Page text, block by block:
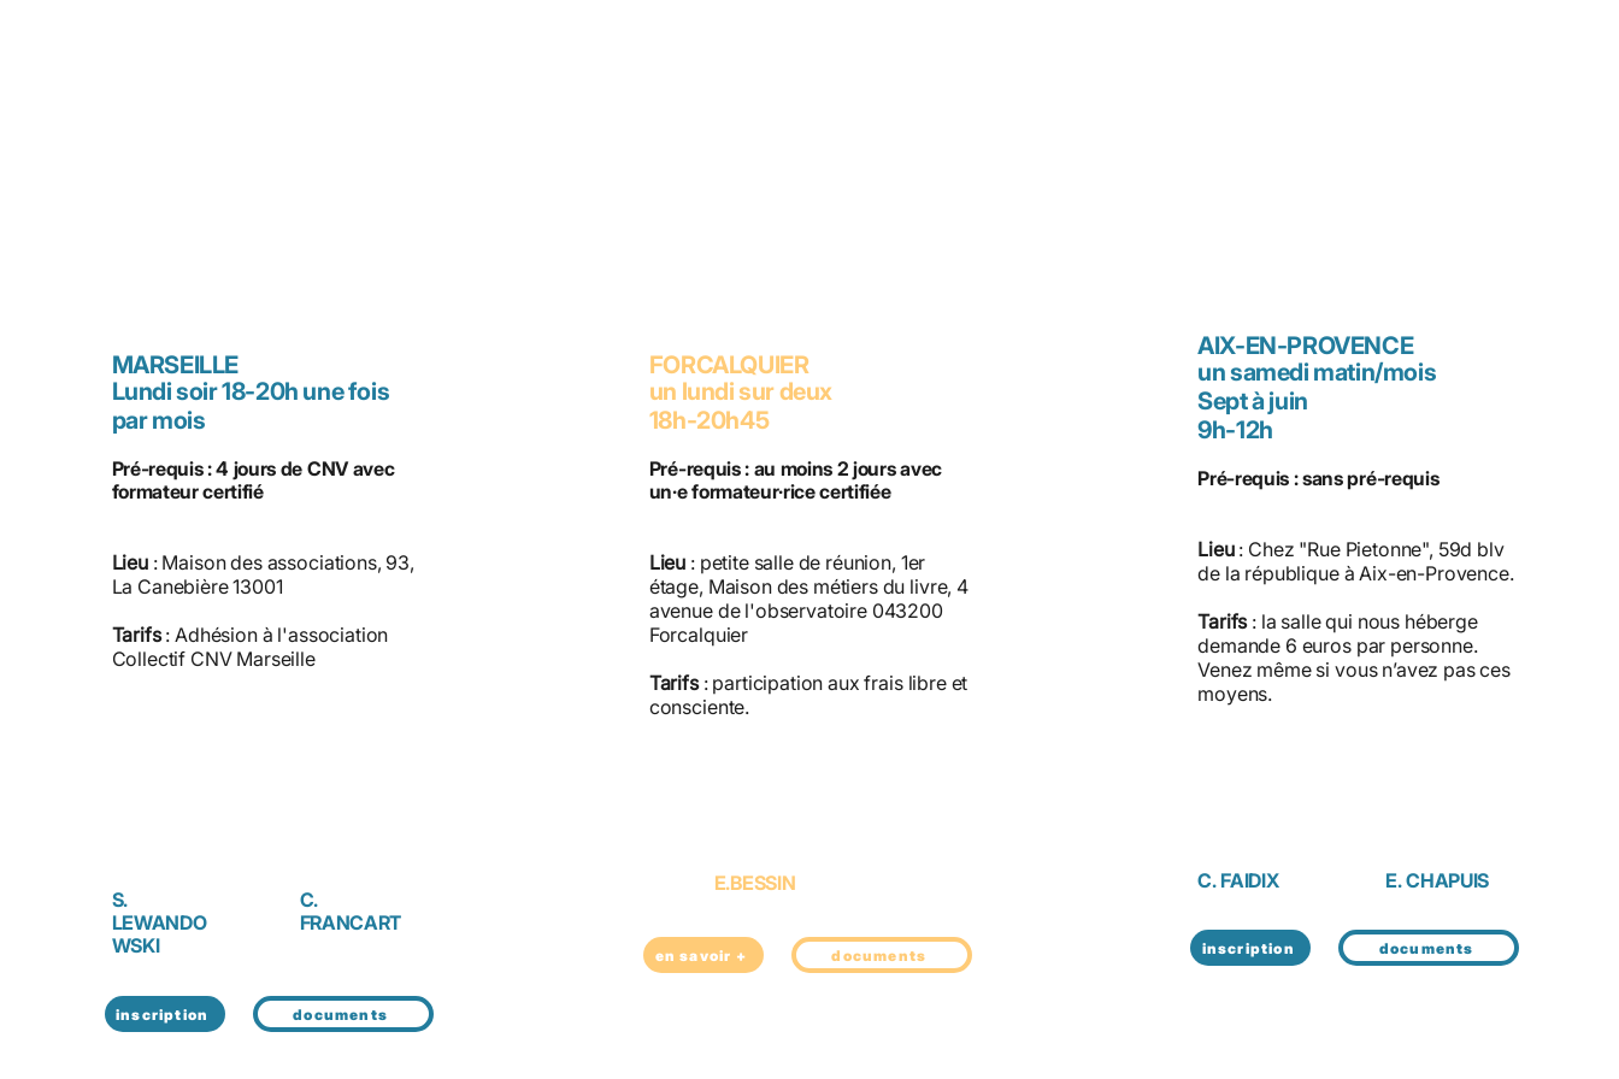
MARSEILLE
Lieu : Maison des associations, 93,
La Canebière 13001
Tarifs: Adhésion à l'association
Collectif CNV Marseille
Pré-requis : 4 jours de CNV avec
formateur certifié
Lundi soir 18-20h une fois
par mois
inscription documents
S.
LEWANDO
WSKI
C.
FRANCART
FORCALQUIER
Lieu : petite salle de réunion, 1er
étage, Maison des métiers du livre, 4
avenue de l'observatoire 043200
Forcalquier
Tarifs : participation aux frais libre et
consciente.
Pré-requis : au moins 2 jours avec
un·e formateur·rice certifiée
un lundi sur deux
18h-20h45
en savoir + documents
E.BESSIN
AIX-EN-PROVENCE
Lieu : Chez "Rue Pietonne", 59d blv
de la république à Aix-en-Provence.
Tarifs : la salle qui nous héberge
demande 6 euros par personne.
Venez même si vous n’avez pas ces
moyens.
Pré-requis : sans pré-requis
un samedi matin/mois
Sept à juin
9h-12h
inscription documents
C. FAIDIX E. CHAPUIS